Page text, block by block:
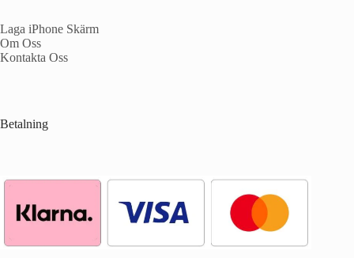
Laga iPhone Skärm
Om Oss
Kontakta Oss
Betalning